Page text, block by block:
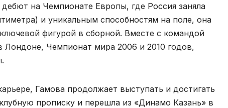
на Чемпионате Европы, где Россия заняла
и уникальным способностям на поле, она
фигурой в сборной. Вместе с командой
Лондоне, Чемпионат мира 2006 и 2010 годов,
Гамова продолжает выступать и достигать
прописку и перешла из «Динамо Казань» в